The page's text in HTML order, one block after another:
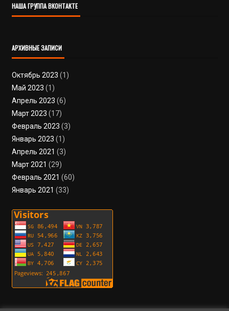
НАША ГРУППА ВКОНТАКТЕ
АРХИВНЫЕ ЗАПИСИ
Октябрь 2023 (1)
Май 2023 (1)
Апрель 2023 (6)
Март 2023 (17)
Февраль 2023 (3)
Январь 2023 (1)
Апрель 2021 (3)
Март 2021 (29)
Февраль 2021 (60)
Январь 2021 (33)